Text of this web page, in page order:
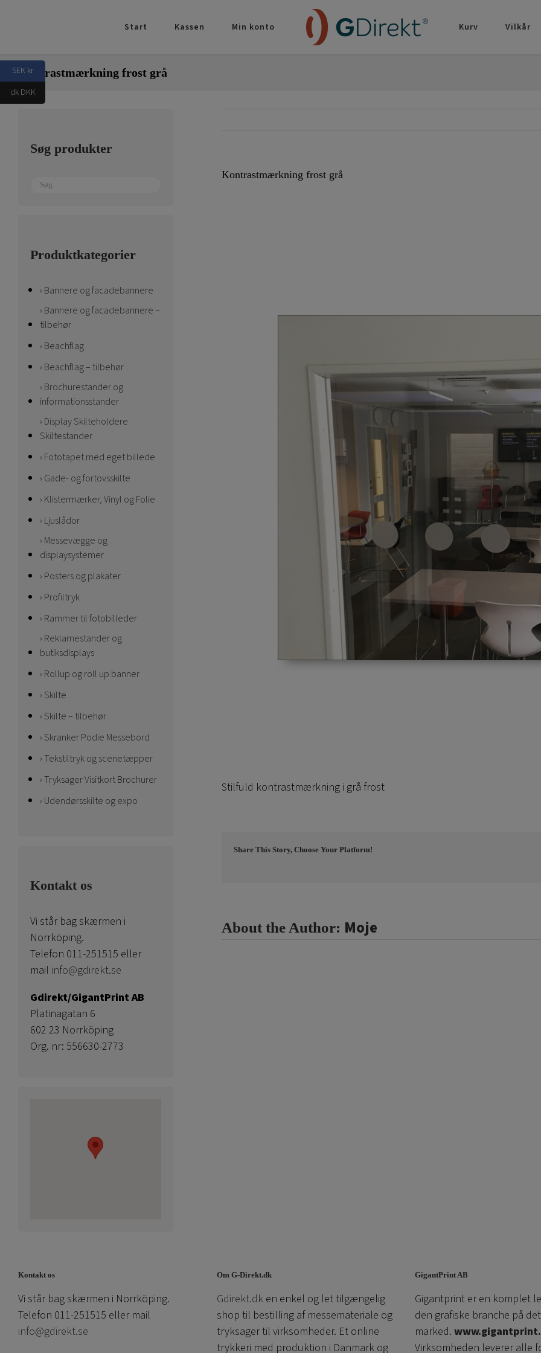
Start Kassen Min konto Kurv Vilkår
Kontrastmærkning frost grå
Kontrastmærkning frost grå
Stilfuld kontrastmærkning i grå frost
Share This Story, Choose Your Platform!
About the Author: Moje
Søg produkter
Produktkategorier
Bannere og facadebannere
Bannere og facadebannere –
tilbehør
Beachflag
Beachflag – tilbehør
Brochurestander og
informationsstander
Display Skilteholdere
Skiltestander
Fototapet med eget billede
Gade- og fortovsskilte
Klistermærker, Vinyl og Folie
Ljuslådor
Messevægge og
displaysystemer
Posters og plakater
Profiltryk
Rammer til fotobilleder
Reklamestander og
butiksdisplays
Rollup og roll up banner
Skilte
Skilte – tilbehør
Skranker Podie Messebord
Tekstiltryk og scenetæpper
Tryksager Visitkort Brochurer
Udendørsskilte og expo
Kontakt os
Vi står bag skærmen i
Norrköping.
Telefon 011-251515 eller
mail info@gdirekt.se
Gdirekt/GigantPrint AB
Platinagatan 6
602 23 Norrköping
Org. nr: 556630-2773
Kontakt os
Vi står bag skærmen i Norrköping.
Telefon 011-251515 eller mail
info@gdirekt.se
Om G-Direkt.dk
Gdirekt.dken enkel og let tilgængelig
shop til bestilling af messemateriale og
tryksager til virksomheder. Et online
trykkeri med produktion i Danmark og
GigantPrint AB
Gigantprint er en komplet
den grafiske branche på
marked.
Virksomheden leverer alle
SEK kr
dk DKK